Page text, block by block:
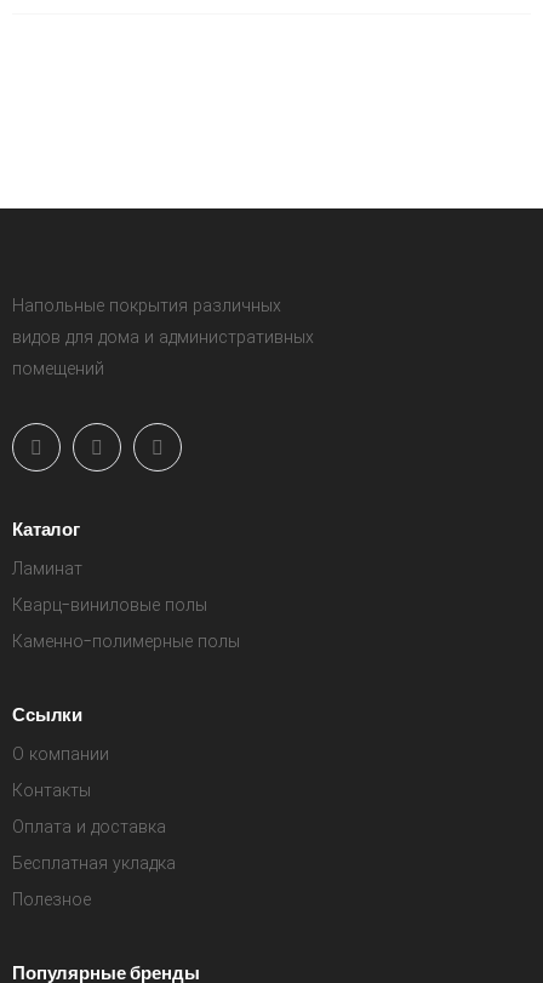
Напольные покрытия различных
видов для дома и административных
помещений
Каталог
Ламинат
Кварц-виниловые полы
Каменно-полимерные полы
Ссылки
О компании
Контакты
Оплата и доставка
Бесплатная укладка
Полезное
Популярные бренды